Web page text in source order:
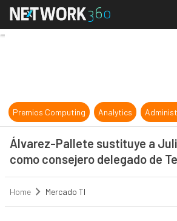
Álvarez-
Premios Computing Analytics
Álvarez-Pallete sustituye a
como consejero delegado de
Home Mercado TI